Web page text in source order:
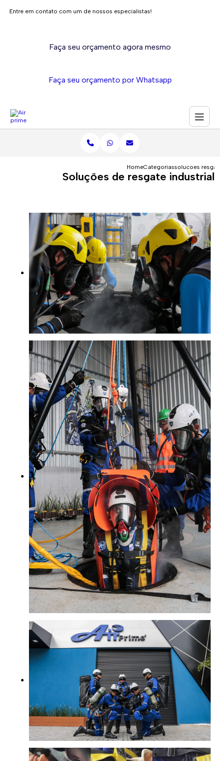
Entre em contato com um de nossos especialistas!
Faça seu orçamento agora mesmo
Faça seu orçamento por Whatsapp
HomeCategoriassolucoes
Soluções de resgate industrial